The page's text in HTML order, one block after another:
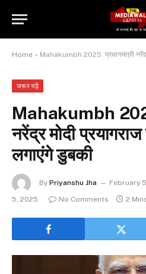
Home » Mahakumbh 2025: प्रधानमंत्री नरेंद्र
जरूर पढ़ें
Mahakumbh
नरेंद्र मोदी
लगाएंगे डुबकी
By Priyanshu Jha February
5, 2025
No Comments 2